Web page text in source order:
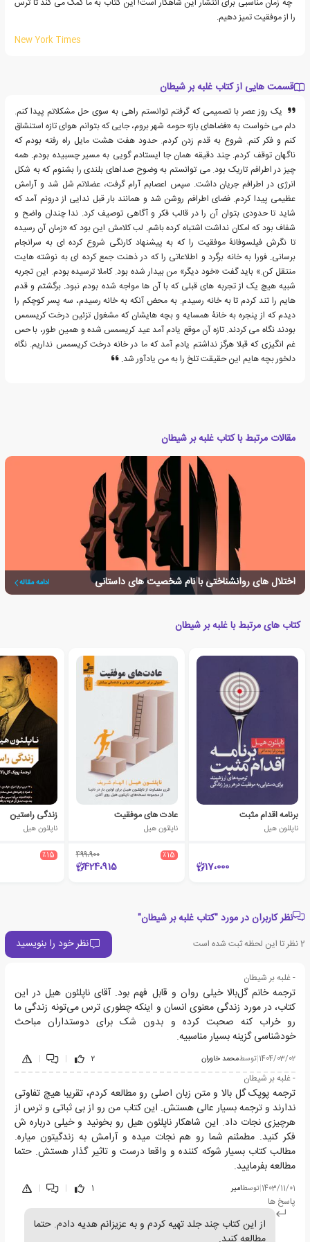
را از موفقیت تمیز دهیم.
New York Times
قسمت هایی از کتاب غلبه بر شیطان
یک روز عصر با تصمیمی که گرفتم توانستم راهی به سوی حل مشکلاتم پیدا کنم.
دلم می خواست به «فضاهای باز» حومه شهر بروم، جایی که بتوانم هوای تازه استنشاق
کنم و فکر کنم. شروع به قدم زدن کردم. حدود هفت هشت مایل راه رفته بودم که
ناگهان توقف کردم. چند دقیقه همان جا ایستادم گویی به مسیر چسبیده بودم. همه
چیز در اطرافم تاریک بود. می توانستم به وضوح صداهای بلندی را بشنوم که به شکل
انرژی در اطرافم جریان داشت. سپس اعصابم آرام گرفت، عضلاتم شل شد و آرامش
عظیمی پیدا کردم. فضای اطرافم روشن شد و همانند بار قبل ندایی از درونم آمد که
شاید تا حدودی بتوان آن را در قالب فکر و آگاهی توصیف کرد. ندا چندان واضح و
شفاف بود که امکان نداشت اشتباه کرده باشم. لب کلامش این بود که «زمان آن رسیده
تا نگرش فیلسوفانۀ موفقیت را که به پیشنهاد کارنگی شروع کرده ای به سرانجام
برسانی. فورا به خانه برگرد و اطلاعاتی را که در ذهنت جمع کرده ای به نوشته هایت
منتقل کن.» باید گفت «خود دیگر» من بیدار شده بود. کاملا ترسیده بودم. این تجربه
شبیه هیچ یک از تجربه های قبلی که با آن ها مواجه شده بودم نبود. برگشتم و قدم
هایم را تند کردم تا به خانه رسیدم. به محض آنکه به خانه رسیدم، سه پسر کوچکم را
دیدم که از پنجره به خانۀ همسایه و بچه هایشان که مشغول تزئین درخت کریسمس
بودند نگاه می کردند. تازه آن موقع یادم آمد عید کریسمس شده و همین طور، با حس
غم انگیزی که قبلا هرگز نداشتم یادم آمد که ما در خانه درخت کریسمس نداریم. نگاه
دلخور بچه هایم این حقیقت تلخ را به من یادآور شد.
مقالات مرتبط با کتاب غلبه بر شیطان
اختلال های روانشناختی با نام شخصیت های داستانی ادامه مقاله
کتاب های مرتبط با غلبه بر شیطان
برنامه اقدام مثبت
ناپلئون هیل
17،000
عادت های موفقیت
ناپلئون هیل
٪15 499،900
424،915
زندگی راستین
ناپلئون هیل
٪15
نظر کاربران در مورد "کتاب غلبه بر شیطان"
2نظر تا این لحظه ثبت شده است نظر خود را بنویسید
- غلبه بر شیطان
ترجمه خانم گل‌بالا خیلی روان و قابل فهم بود. آقای ناپلئون هیل در این
کتاب، در مورد زندگی معنوی انسان و اینکه چطوری ترس می‌تونه زندگی ما
رو خراب کنه صحبت کرده و بدون شک برای دوستداران مباحث
خودشناسی گزینه بسیار مناسبیه.
1404/03/02 توسطمحمد خاوران 2
- غلبه بر شیطان
ترجمه پو‌پک گل بالا و متن زبان اصلی رو مطالعه کردم، تقریبا هیچ تفاوتی
ندارند و ترجمه بسیار عالی هستش. این کتاب من رو از بی ثباتی و ترس از
هرچیزی نجات داد. این شاهکار ناپلئون هیل رو بخونید و خیلی درباره ش
فکر کنید. مطمئنم شما رو هم نجات میده و آرامش به زندگیتون میاره.
مطالب کتاب بسیار شوکه کننده و واقعا درست و تاثیر گذار هستش. حتما
مطالعه بفرمایید.
1403/11/01 توسطامیر 1
پاسخ ها
از این کتاب چند جلد تهیه کردم و به عزیزانم هدیه دادم. حتما